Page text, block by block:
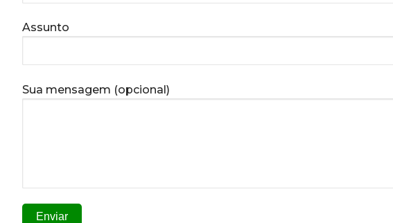
Assunto
Sua mensagem (opcional)